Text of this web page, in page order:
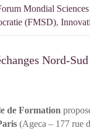
Mondial
(FMSD),
Nord-Sud
de Formation
(Ageca – 177 rue